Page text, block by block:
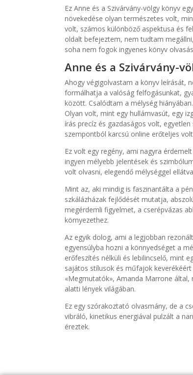
Ez Anne és a Szivárvány-völgy könyv
növekedése olyan természetes volt,
volt, számos különböző aspektusa és
oldalt befejeztem, nem tudtam
soha nem fogok ingyenes könyv
Anne és a Szivárvány-
Ahogy végigolvastam a könyv leírását,
formálhatja a valóság felfogásunkat,
között. Csalódtam a mélység
Olyan volt, mint egy hullámvasút, egy
írás precíz és gazdaságos volt,
szempontból karcsú online erőteljes
Ez volt egy regény, ami nagyra
ingyen mélyebb jelentések és
volt olvasni, elegendő mélységgel
Mint az, aki mindig is faszinantálta a
szkálázházak fejlődését mutatja,
megérdemli figyelmet, a cserépvázas
környezethez.
Az egyik dolog, ami a legjobban
egyensúlyba hozni a könnyedséget a
erőfeszítés nélküli és lebilincselő, mint
sajátos stílusok és műfajok
«Megmutatók», Amanda Marrone által,
alatti lények világában.
Ez egy szórakoztató olvasmány, de a
vibráló, kinetikus energiával pulzált a
éreztek.